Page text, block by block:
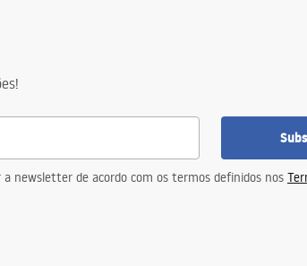
newsletter de acordo com os termos definidos nos